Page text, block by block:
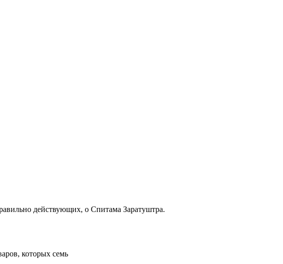
действующих, о Спитама Заратуштра.
которых семь